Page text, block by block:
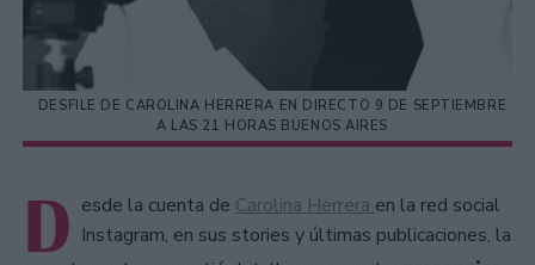
DESFILE DE CAROLINA HERRERA EN DIRECTO 9 DE SEPTIEMBRE
A LAS 21 HORAS BUENOS AIRES
D esde la cuenta de Carolina Herrera en la red social
Instagram, en sus stories y últimas publicaciones, la